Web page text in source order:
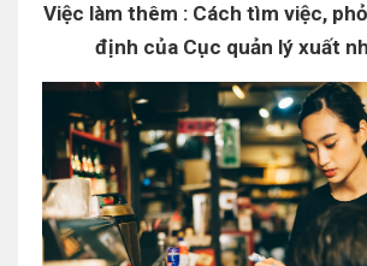
Việc làm thêm : Cách tìm việc,
định của Cục quản lý xuất